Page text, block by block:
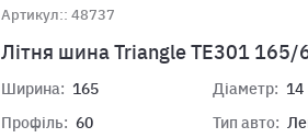
Артикул:: 48737
Літня шина Triangle TE301 165/
Ширина: 165
Профіль: 60
Діаметр: 14
Тип авто: